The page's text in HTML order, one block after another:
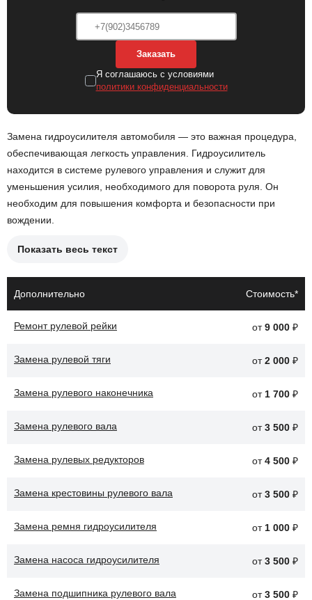
Заказать
Я соглашаюсь с условиями
политики конфиденциальности
Замена гидроусилителя автомобиля — это важная процедура,
обеспечивающая легкость управления. Гидроусилитель
находится в системе рулевого управления и служит для
уменьшения усилия, необходимого для поворота руля. Он
необходим для повышения комфорта и безопасности при
вождении.
Причины необходимости замены гидроусилителя:
Посторонние звуки при повороте руля.
Перегрев системы.
обеспечивать более легкое и комфортное управление, что
Показать весь текст
Дополнительно Стоимость*
Ремонт рулевой рейки от9 000 ₽
Замена рулевой тяги от2 000 ₽
Замена рулевого наконечника от 1 700 ₽
Замена рулевого вала от3 500 ₽
Замена рулевых редукторов от4 500 ₽
Замена крестовины рулевого вала от3 500 ₽
Замена ремня гидроусилителя от 1 000 ₽
Замена насоса гидроусилителя от3 500 ₽
Замена подшипника рулевого вала от3 500 ₽